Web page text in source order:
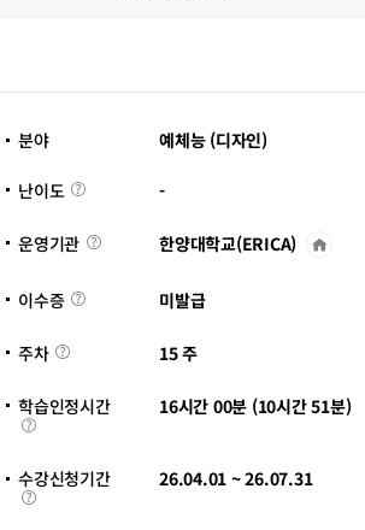
분야 예체능 (디자인)
난이도 난
이
-
운영기관 한양대학교(ERICA)
운
창
열
이수증 이
수
미발급
주차 주
차
15 주
학습인정시간
학
습
정
시
간
16시간 00분 (10시간 51분)
수강신청기간
수
강
26.04.01 ~ 26.07.31